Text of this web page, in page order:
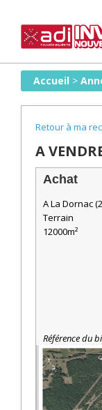
content
Accueil >
Retour à ma
A
Achat
A La Dornac
Terrain
12000m²
Référence du